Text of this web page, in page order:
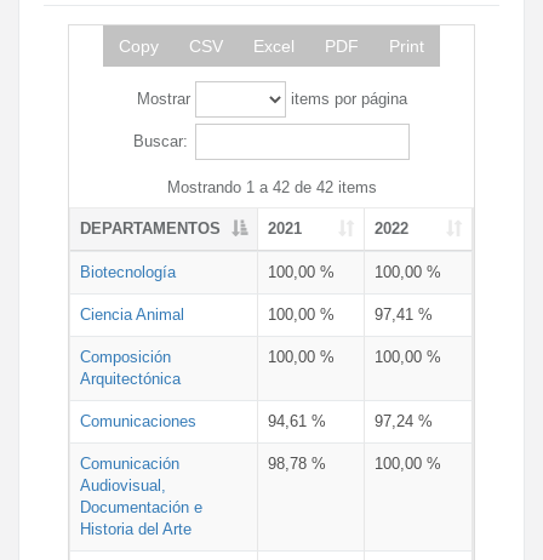
Copy CSV Excel PDF Print
Mostrar items por página
Buscar:
Mostrando 1 a 42 de 42 items
DEPARTAMENTOS 2021 2022
Biotecnología 100,00 % 100,00 %
Ciencia Animal 100,00 % 97,41 %
Composición
Arquitectónica
100,00 % 100,00 %
Comunicaciones 94,61 % 97,24 %
Comunicación
Audiovisual,
Documentación e
Historia del Arte
98,78 % 100,00 %